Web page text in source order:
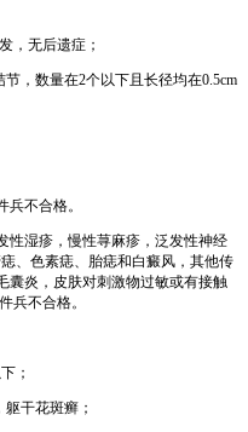
，无后遗症；
，数量在2个以下且长径均在0.5cm
不合格。
性湿疹，慢性荨麻疹，泛发性神经
、色素痣、胎痣和白癜风，其他传
囊炎，皮肤对刺激物过敏或有接触
兵不合格。
；
干花斑癣；